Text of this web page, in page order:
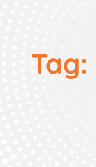
Tag: